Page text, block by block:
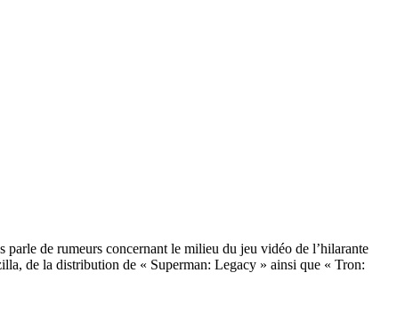
de rumeurs concernant le milieu du jeu vidéo de l’hilarante
de la distribution de « Superman: Legacy » ainsi que « Tron: